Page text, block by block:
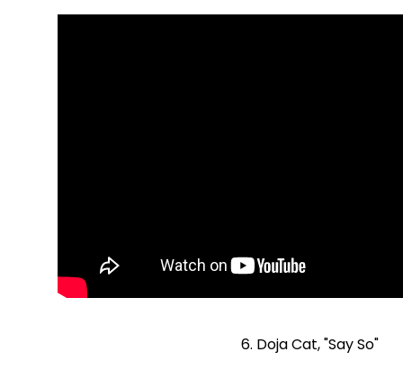
6. Doja Cat, "Say So"